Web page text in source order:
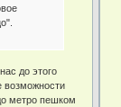
до этого
возможности
метро пешком